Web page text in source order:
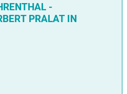
-
PRALAT IN